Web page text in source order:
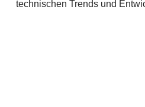
technischen Trends und